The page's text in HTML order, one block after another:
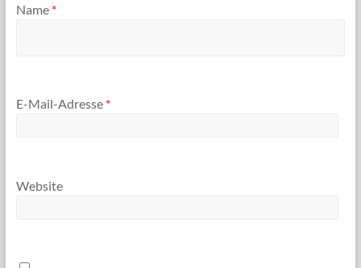
Name *
E-Mail-Adresse *
Website